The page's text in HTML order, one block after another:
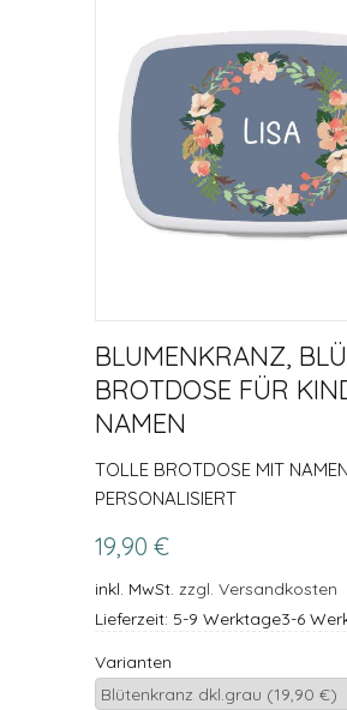
BLUMENKRANZ,
BROTDOSE FÜR
NAMEN
TOLLE BROTDOSE MIT NAMEN
PERSONALISIERT
19,90 €
inkl. MwSt. zzgl. Versandkosten
Lieferzeit: 5-9 Werktage3-6
Varianten